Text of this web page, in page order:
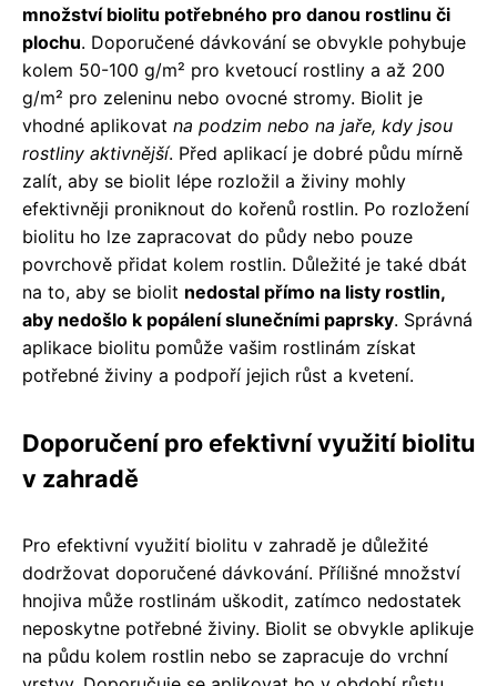
množství biolitu potřebného pro danou rostlinu či
plochu. Doporučené dávkování se obvykle pohybuje
kolem 50-100 g/m² pro kvetoucí rostliny a až 200
g/m² pro zeleninu nebo ovocné stromy. Biolit je
vhodné aplikovat na podzim nebo na jaře, kdy jsou
rostliny aktivnější. Před aplikací je dobré půdu mírně
zalít, aby se biolit lépe rozložil a živiny mohly
efektivněji proniknout do kořenů rostlin. Po rozložení
biolitu ho lze zapracovat do půdy nebo pouze
povrchově přidat kolem rostlin. Důležité je také dbát
na to, aby se biolit nedostal přímo na listy rostlin,
aby nedošlo k popálení slunečními paprsky. Správná
aplikace biolitu pomůže vašim rostlinám získat
potřebné živiny a podpoří jejich růst a kvetení.
Doporučení pro efektivní využití biolitu
v zahradě
Pro efektivní využití biolitu v zahradě je důležité
dodržovat doporučené dávkování. Přílišné množství
hnojiva může rostlinám uškodit, zatímco nedostatek
neposkytne potřebné živiny. Biolit se obvykle aplikuje
na půdu kolem rostlin nebo se zapracuje do vrchní